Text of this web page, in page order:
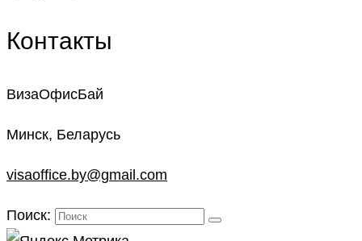
Контакты
ВизаОфисБай
Минск, Беларусь
visaoffice.by@gmail.com
Поиск: